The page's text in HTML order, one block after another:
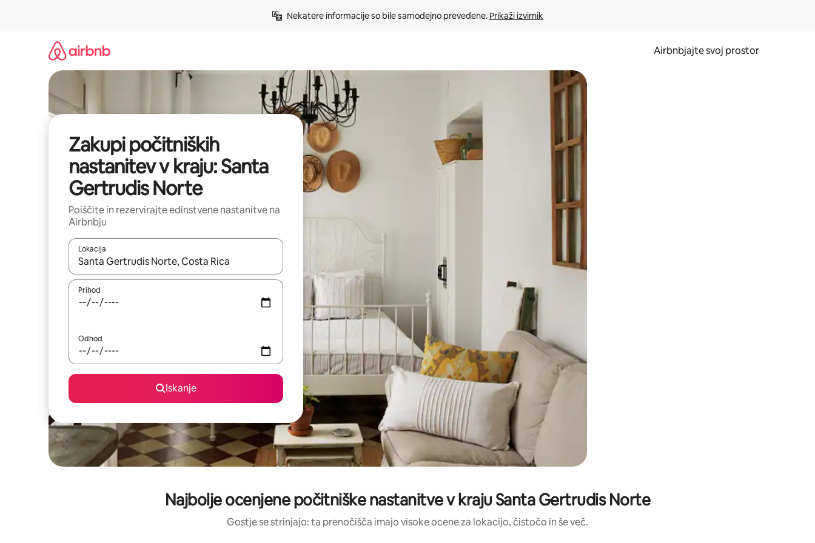
Nekatere informacije so bile samodejno prevedene. Prikaži izvirnik
Airbnbjajte svoj prostor
Zakupi počitniških
nastanitev v kraju: Santa
Gertrudis Norte
Poiščite in rezervirajte edinstvene nastanitve na
Airbnbju
Lokacija
Ko so rezultati na voljo, krmarite s puščičnima tipkama gor in dol ali pa raziskujte z dotikom ali podrsljajem.
Prihod
Odhod
Iskanje
Najbolje ocenjene počitniške nastanitve v kraju Santa Gertrudis Norte
Gostje se strinjajo: ta prenočišča imajo visoke ocene za lokacijo, čistočo in še več.